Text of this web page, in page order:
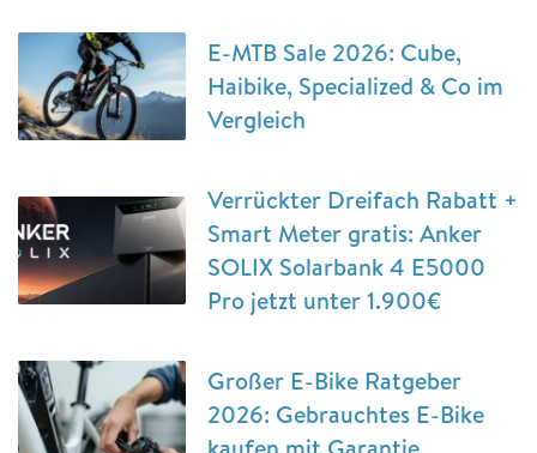
E-MTB Sale 2026: Cube,
Haibike, Specialized & Co im
Vergleich
Verrückter Dreifach Rabatt +
Smart Meter gratis: Anker
SOLIX Solarbank 4 E5000
Pro jetzt unter 1.900€
Großer E-Bike Ratgeber
2026: Gebrauchtes E-Bike